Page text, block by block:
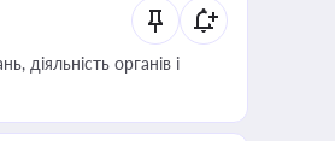
діяльність органів і